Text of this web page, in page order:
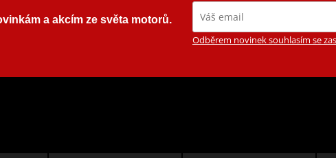
a akcím ze světa motorů.
Odběrem novinek souhlasím se